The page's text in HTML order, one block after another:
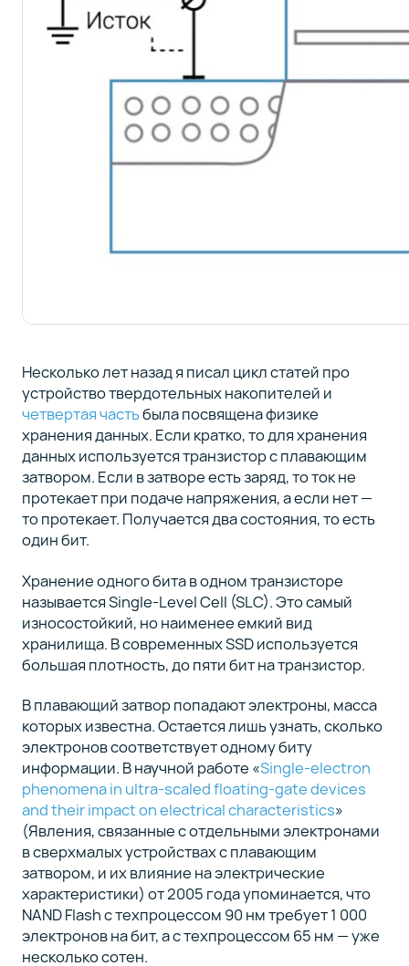
Несколько лет назад я писал цикл статей про
устройство твердотельных накопителей и
четвертая частьбыла посвящена физике
хранения данных. Если кратко, то для хранения
данных используется транзистор с плавающим
затвором. Если в затворе есть заряд, то ток не
протекает при подаче напряжения, а если нет —
то протекает. Получается два состояния, то есть
один бит.
Хранение одного бита в одном транзисторе
называется Single-Level Cell (SLC). Это самый
износостойкий, но наименее емкий вид
хранилища. В современных SSD используется
большая плотность, до пяти бит на транзистор.
В плавающий затвор попадают электроны, масса
которых известна. Остается лишь узнать, сколько
электронов соответствует одному биту
информации. В научной работе «Single-electron
phenomena in ultra-scaled floating-gate devices
and their impact on electrical characteristics»
(Явления, связанные с отдельными электронами
в сверхмалых устройствах с плавающим
затвором, и их влияние на электрические
характеристики) от 2005 года упоминается, что
NAND Flash с техпроцессом 90 нм требует 1 000
электронов на бит, а с техпроцессом 65 нм — уже
несколько сотен.